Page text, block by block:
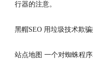
行器的注意。
黑帽SEO 用垃圾技术欺骗
站点地图 一个对蜘蛛程